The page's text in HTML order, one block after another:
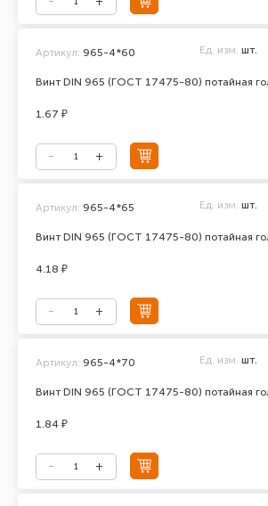
Винт DIN 965 (ГОСТ 17475-80) потайная
Артикул: 965-4*60 Ед. изм. шт.
1.67 ₽
Винт DIN 965 (ГОСТ 17475-80) потайная
Артикул: 965-4*65 Ед. изм. шт.
4.18 ₽
Винт DIN 965 (ГОСТ 17475-80) потайная
Артикул: 965-4*70 Ед. изм. шт.
1.84 ₽